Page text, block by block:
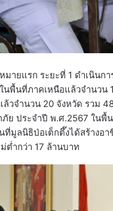
มายแรก ระยะที่ 1 ดำเนินก
นพื้นที่ภาคเหนือแล้วจำนวน
ล้วจำนวน 20 จังหวัด รวม
ย ประจำปี พ.ศ.2567 ในพื้
ที่มูลนิธิป่อเต็กตึ๊งได้สร้าง
ต่ำกว่า 17 ล้านบาท